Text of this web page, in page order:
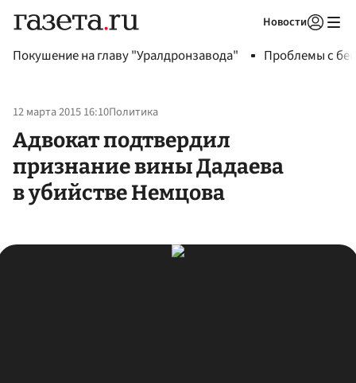
Новости
Покушение на главу "Уралдронзавода" Проблемы с
12 марта 2015 16:10Политика
Адвокат подтвердил
признание вины Дадаева
в убийстве Немцова